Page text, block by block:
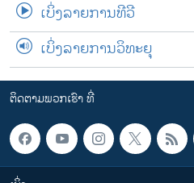
ເບິ່ງລາຍການທີວີ
ເບິ່ງລາຍການວິທະຍຸ
ຕິດຕາມພວກເຮົາ ທີ່